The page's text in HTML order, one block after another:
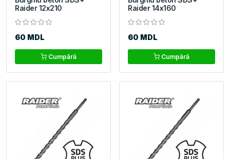
Raider 12x210
60 MDL
Cumpără
Raider 14x160
60 MDL
Cumpără